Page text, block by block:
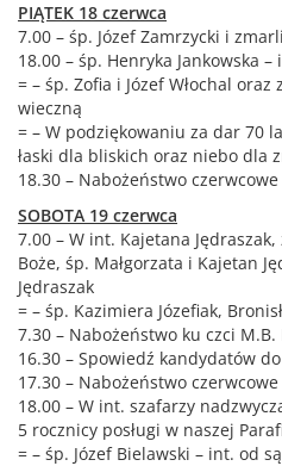
PIĄTEK ​​​​​18 czerwca​​​​
7.00 – śp. Józef Zamrzycki i
18.00 – śp. Henryka Jankowska
= – śp. Zofia i Józef Włochal
wieczną
= – W podziękowaniu za dar 70
łaski dla bliskich oraz niebo dla
18.30 – Nabożeństwo czerwcowe
SOBOTA ​​​​​19 czerwca​​​​
7.00 – W int. Kajetana
Boże, śp. Małgorzata i Kajetan
Jędraszak
= – śp. Kazimiera Józefiak,
7.30 – Nabożeństwo ku czci
16.30 – Spowiedź kandydatów
17.30 – Nabożeństwo czerwcowe
18.00 – W int. szafarzy
5 rocznicy posługi w naszej
= – śp. Józef Bielawski – int. od